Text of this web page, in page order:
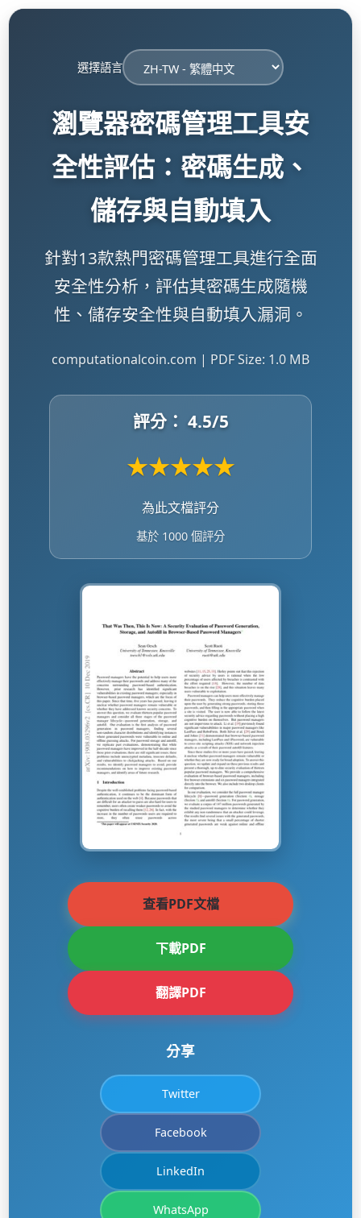
選擇語言
瀏覽器密碼管理工具安
全性評估：密碼生成、
儲存與自動填入
針對13款熱門密碼管理工具進行全面
安全性分析，評估其密碼生成隨機
性、儲存安全性與自動填入漏洞。
computationalcoin.com | PDF Size: 1.0 MB
評分： 4.5/5
★★★★★
為此文檔評分
基於 1000 個評分
查看PDF文檔
下載PDF
翻譯PDF
分享
Twitter
Facebook
LinkedIn
WhatsApp